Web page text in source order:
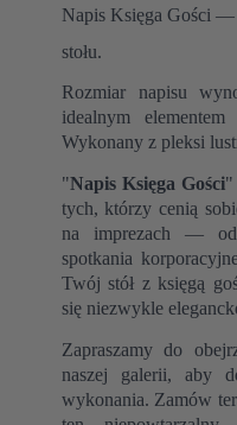
Napis Księga Gości —
stołu.
Rozmiar napisu
idealnym
Wykonany z pleksi
"Napis Księga Gości"
tych, którzy cenią
na imprezach —
spotkania
Twój stół z księgą
się niezwykle
Zapraszamy do
naszej galerii, aby
wykonania. Zamów